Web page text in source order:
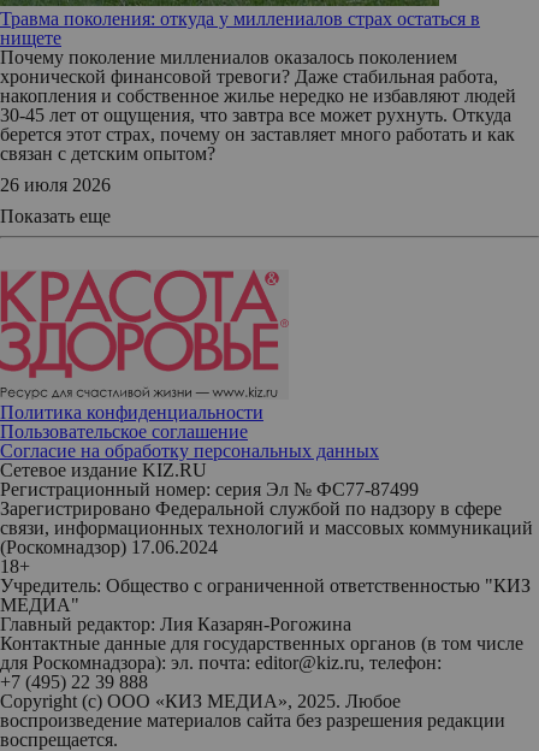
Травма поколения: откуда у миллениалов страх остаться в
нищете
Почему поколение миллениалов оказалось поколением
хронической финансовой тревоги? Даже стабильная работа,
накопления и собственное жилье нередко не избавляют людей
30-45 лет от ощущения, что завтра все может рухнуть. Откуда
берется этот страх, почему он заставляет много работать и как
связан с детским опытом?
26 июля 2026
Показать еще
Политика конфиденциальности
Пользовательское соглашение
Согласие на обработку персональных данных
Сетевое издание KIZ.RU
Регистрационный номер: серия Эл № ФС77-87499
Зарегистрировано Федеральной службой по надзору в сфере
связи, информационных технологий и массовых коммуникаций
(Роскомнадзор) 17.06.2024
18+
Учредитель: Общество с ограниченной ответственностью "КИЗ
МЕДИА"
Главный редактор: Лия Казарян-Рогожина
Контактные данные для государственных органов (в том числе
для Роскомнадзора): эл. почта: editor@kiz.ru, телефон:
+7 (495) 22 39 888
Copyright (с) ООО «КИЗ МЕДИА», 2025. Любое
воспроизведение материалов сайта без разрешения редакции
воспрещается.